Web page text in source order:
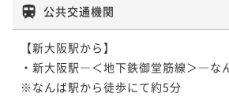
公共交通機関
【新大阪駅から】
・新大阪駅―＜地下鉄御堂筋線＞―な
※なんば駅から徒歩にて約5分